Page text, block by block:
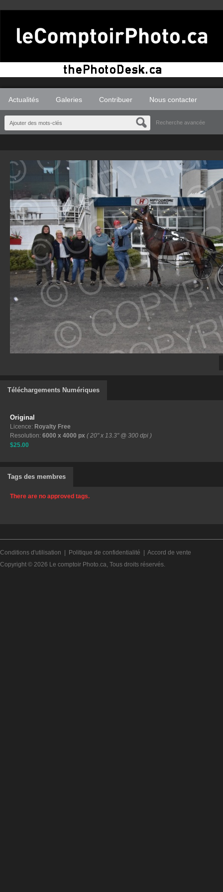
Actualités Galeries Contribuer Nous contacter
Recherche avancée
Téléchargements Numériques
Original
Licence: Royalty Free
Resolution: 6000 x 4000 px ( 20" x 13.3" @ 300 dpi )
$25.00
Tags des membres
There are no approved tags.
Conditions d'utilisation Politique de confidentialité
Accord de vente
Copyright © 2026 Le comptoir Photo.ca, Tous droits réservés.